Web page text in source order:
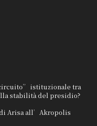
istituzionale tra
stabilità del presidio?
Arisa all’Akropolis